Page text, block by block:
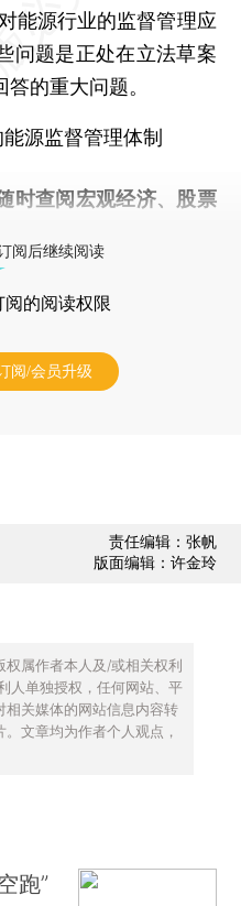
能源行业的监督管理应
问题是正处在立法草案
的重大问题。
源监督管理体制
时查阅宏观经济、股票
阅后继续阅读
阅的阅读权限
阅/会员升级
责任编辑：张帆
版面编辑：许金玲
属作者本人及/或相关权利
人单独授权，任何网站、平
关媒体的网站信息内容转
文章均为作者个人观点，
跑”